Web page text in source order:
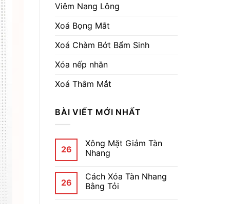
Viêm Nang Lông
Xoá Bọng Mắt
Xoá Chàm Bớt Bẩm Sinh
Xóa nếp nhăn
Xoá Thâm Mắt
BÀI VIẾT MỚI NHẤT
26
Xông Mặt Giảm Tàn
Nhang
26
Cách Xóa Tàn Nhang
Bằng Tỏi